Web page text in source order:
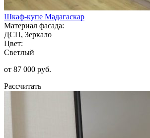
Шкаф-купе Мадагаскар
Материал фасада:
ДСП, Зеркало
Цвет:
Светлый
от 87 000 руб.
Рассчитать